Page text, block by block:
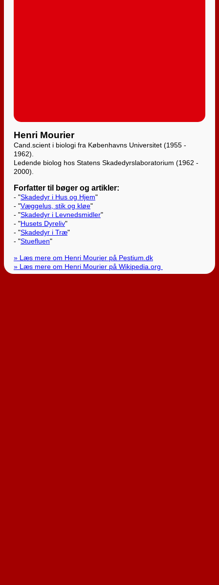
Henri Mourier
Cand.scient i biologi fra Københavns Universitet (1955 -
1962).
Ledende biolog hos Statens Skadedyrslaboratorium (1962 -
2000).
Forfatter til bøger og artikler:
- "Skadedyr i Hus og Hjem"
- "Væggelus, stik og kløe"
- "Skadedyr i Levnedsmidler"
- "Husets Dyreliv"
- "Skadedyr i Træ"
- "Stuefluen"
» Læs mere om Henri Mourier på Pestium.dk
» Læs mere om Henri Mourier på Wikipedia.org